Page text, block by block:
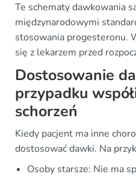
Te schematy dawkowania
międzynarodowymi
stosowania progesteronu.
się z lekarzem przed
Dostosowanie
przypadku
schorzeń
Kiedy pacjent ma inne
dostosować dawki. Na
Osoby starsze: Nie ma